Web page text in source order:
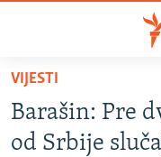
Pređite
glavni
sadržaj
BOSNA I
VIJESTI
Barašin: Pre
od Srbije